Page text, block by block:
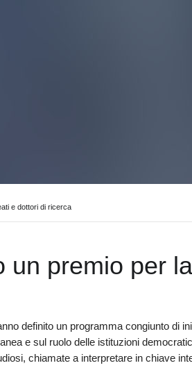
e dottori di ricerca
un premio per
definito un programma congiunto di
e sul ruolo delle istituzioni
chiamate a interpretare in chiave